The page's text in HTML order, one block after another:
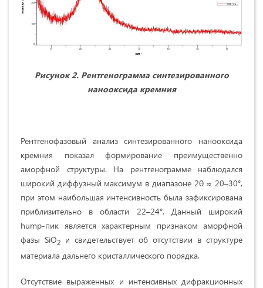
Рисунок 2. Рентгенограмма синтезированного
нанооксида кремния
Рентгенофазовый анализ синтезированного нанооксида
кремния показал формирование преимущественно
аморфной структуры. На рентгенограмме наблюдался
широкий диффузный максимум в диапазоне 2θ ≈ 20–30°,
при этом наибольшая интенсивность была зафиксирована
приблизительно в области 22–24°. Данный широкий
hump-пик является характерным признаком аморфной
фазы SiO2и свидетельствует об отсутствии в структуре
материала дальнего кристаллического порядка.
Отсутствие выраженных и интенсивных дифракционных